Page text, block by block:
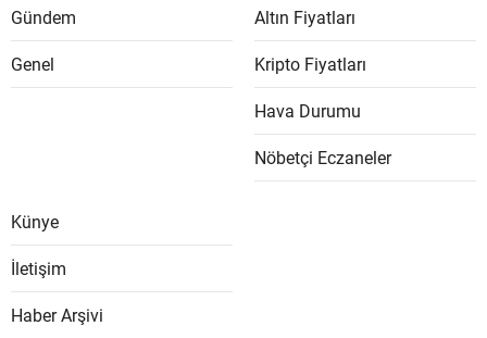
Gündem
Genel
Altın Fiyatları
Kripto Fiyatları
Hava Durumu
Nöbetçi Eczaneler
Künye
İletişim
Haber Arşivi